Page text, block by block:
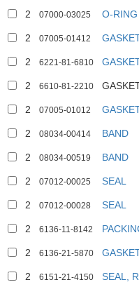
2 07000-03025 O-RING
2 07005-01412
2 6221-81-6810
2 6610-81-2210
2 07005-01012
2 08034-00414 BAND
2 08034-00519 BAND
2 07012-00025 SEAL
2 07012-00028 SEAL
2 6136-11-8142
2 6136-21-5870
2 6151-21-4150 SEAL,